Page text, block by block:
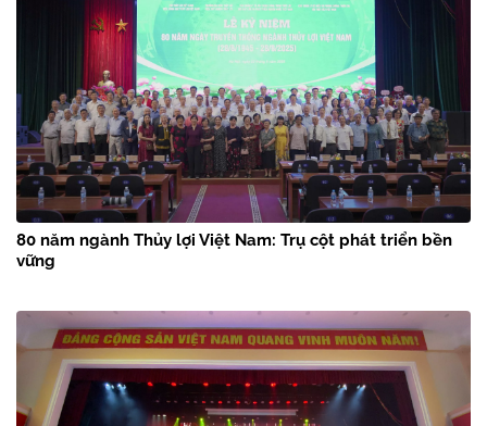
80 năm ngành Thủy lợi Việt Nam: Trụ cột phát triển bền
vững